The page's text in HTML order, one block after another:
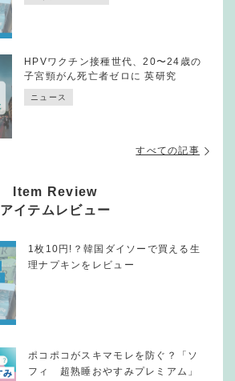
HPVワクチン接種世代、20〜24歳の
子宮頸がん死亡者ゼロに 英研究
ニュース
すべての記事
Item Review
アイテムレビュー
1枚10円!？韓国ダイソーで買える生
理ナプキンをレビュー
ポコポコがスキマモレを防ぐ？「ソ
フィ 超熟睡おやすみプレミアム」